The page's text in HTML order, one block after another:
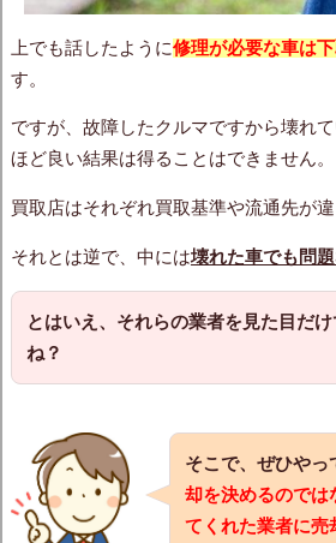
上でも話したように修理が必要な車は
す。
ですが、故障したクルマですから壊れ
ほど良い結果は得ることはできません。
買取店はそれぞれ買取基準や流通先が
それとは逆で、中には壊れた車でも問
とはいえ、それらの業者を見た目だ
ね？
そこで、ぜひやっ
却を決めるのでは
てくれた業者に売